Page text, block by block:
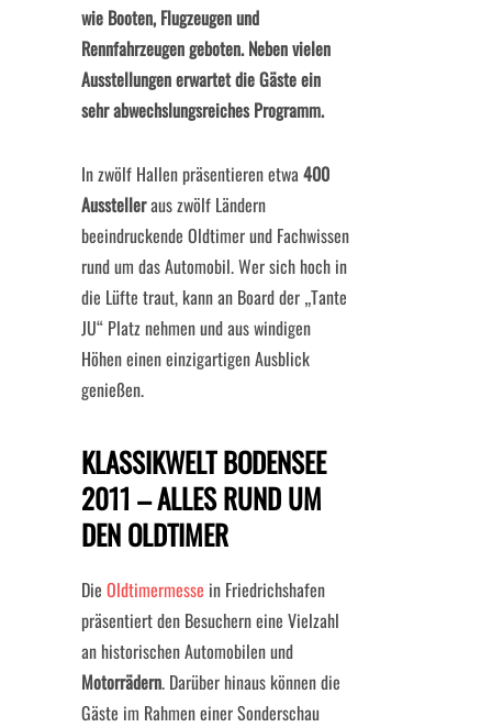
wie Booten, Flugzeugen und
Rennfahrzeugen geboten. Neben vielen
Ausstellungen erwartet die Gäste ein
sehr abwechslungsreiches Programm.
In zwölf Hallen präsentieren etwa 400
Ausstelleraus zwölf Ländern
beeindruckende Oldtimer und Fachwissen
rund um das Automobil. Wer sich hoch in
die Lüfte traut, kann an Board der „Tante
JU“ Platz nehmen und aus windigen
Höhen einen einzigartigen Ausblick
genießen.
KLASSIKWELT BODENSEE
2011 – ALLES RUND UM
DEN OLDTIMER
Die Oldtimermesse in Friedrichshafen
präsentiert den Besuchern eine Vielzahl
an historischen Automobilen und
Motorrädern. Darüber hinaus können die
Gäste im Rahmen einer Sonderschau